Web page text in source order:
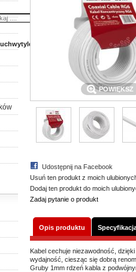
SZUKAJ
Zaloguj Do kasy Kontakt
POWIĘKSZ
Udostępnij na Facebook
Usuń ten produkt z moich
Dodaj ten produkt do moich
Zadaj pytanie o produkt
Opis produktu
Kabel cechuje niezawodność,
wydajność, ciesząc się dobrą
Gruby 1mm rdzeń kabla z